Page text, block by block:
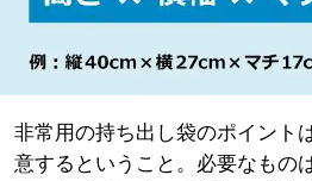
非常用の持ち出し袋のポイント
意するということ。必要なもの